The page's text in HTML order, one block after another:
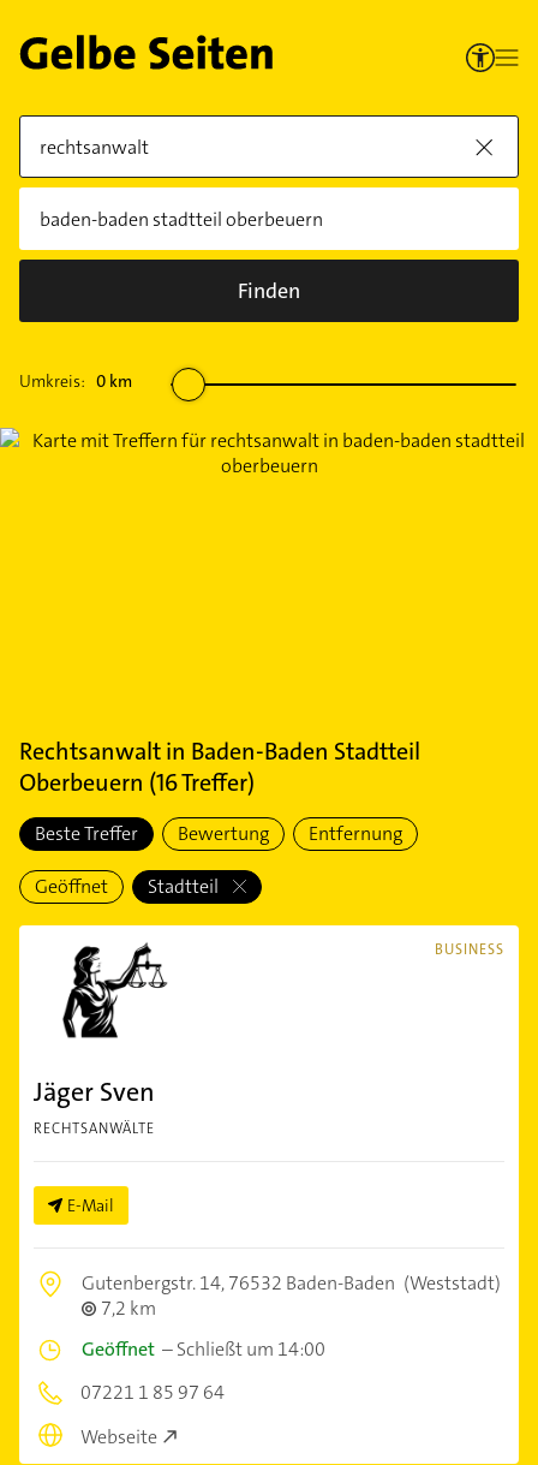
Finden
Umkreis: 0 km
Rechtsanwaltin Baden-Baden Stadtteil
Oberbeuern (16Treffer)
Beste Treffer Bewertung Entfernung
Geöffnet Stadtteil
BUSINESS
Jäger Sven
RECHTSANWÄLTE
E-Mail
Gutenbergstr. 14,76532 Baden-Baden (Weststadt)
7,2 km
Geöffnet –Schließt um 14:00
07221 1 85 97 64
Webseite